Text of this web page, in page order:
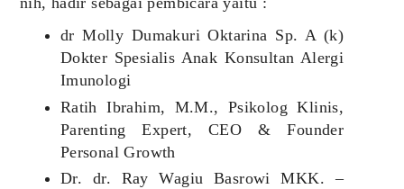
dr Molly Dumakuri Oktarina Sp. A (k)
Dokter Spesialis Anak Konsultan Alergi
Imunologi
Ratih Ibrahim, M.M., Psikolog Klinis,
Parenting Expert, CEO & Founder
Personal Growth
Dr. dr. Ray Wagiu Basrowi MKK. –